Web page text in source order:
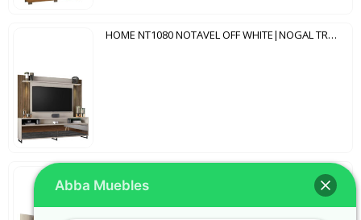
HOME NT1080 NOTAVEL OFF WHITE|NOGAL TREND
PANEL 1600 NT1100 NOTAVEL OFF WHITE | NOGAL TREND
Abba Muebles